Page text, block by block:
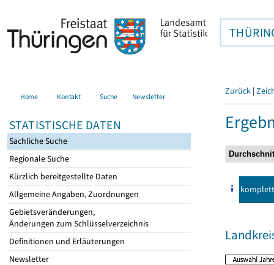
Home Kontakt Suche Newsletter
STATISTISCHE DATEN
Sachliche Suche
Regionale Suche
Kürzlich bereitgestellte Daten
Allgemeine Angaben, Zuordnungen
Gebietsveränderungen,
Änderungen zum Schlüsselverzeichnis
Definitionen und Erläuterungen
Newsletter
Zurück |
komplett